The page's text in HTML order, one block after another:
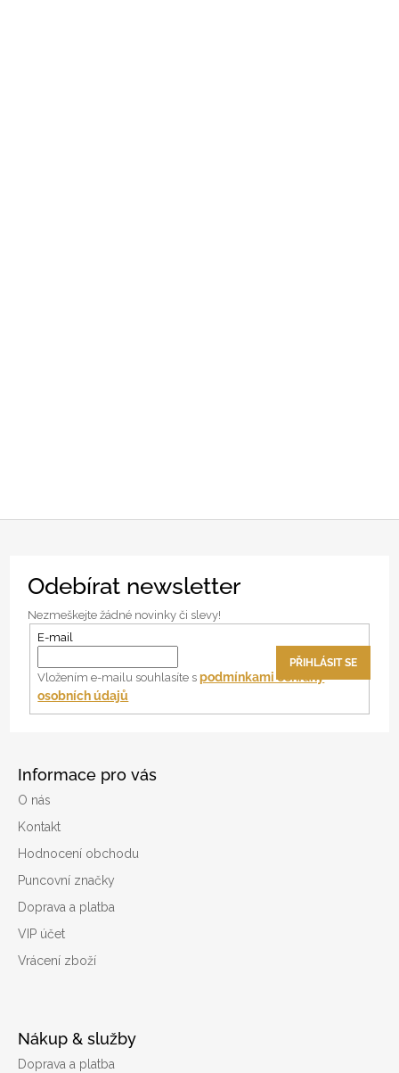
Informace pro vás
O nás
Kontakt
Hodnocení obchodu
Puncovní značky
Doprava a platba
VIP účet
Vrácení zboží
Nákup & služby
Doprava a platba
Odebírat newsletter
Nezmeškejte žádné novinky či slevy!
E-mail
Vložením e-mailu souhlasíte spodmínkami ochrany
osobních údajů
PŘIHLÁSIT SE